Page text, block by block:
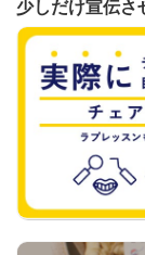
少しだけ宣伝さ